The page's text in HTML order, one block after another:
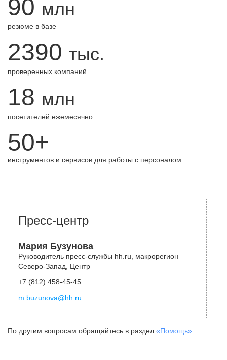
90 млн
резюме в базе
2390 тыс.
проверенных компаний
18 млн
посетителей ежемесячно
50+
инструментов и сервисов для работы с персоналом
Пресс-центр
Мария Бузунова
Руководитель пресс-службы hh.ru, макрорегион
Северо-Запад, Центр
+7 (812) 458-45-45
m.buzunova@hh.ru
По другим вопросам обращайтесь в раздел «Помощь»